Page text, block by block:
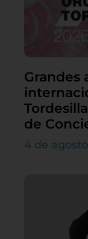
Grandes
de
4 de